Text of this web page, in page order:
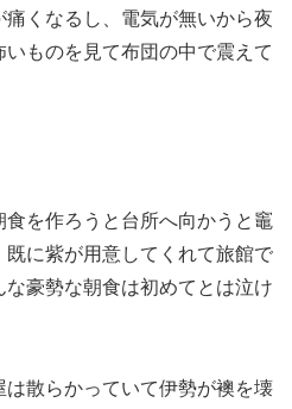
くなるし、電気が無いから夜
ものを見て布団の中で震えて
を作ろうと台所へ向かうと竈
に紫が用意してくれて旅館で
豪勢な朝食は初めてとは泣け
散らかっていて伊勢が襖を壊